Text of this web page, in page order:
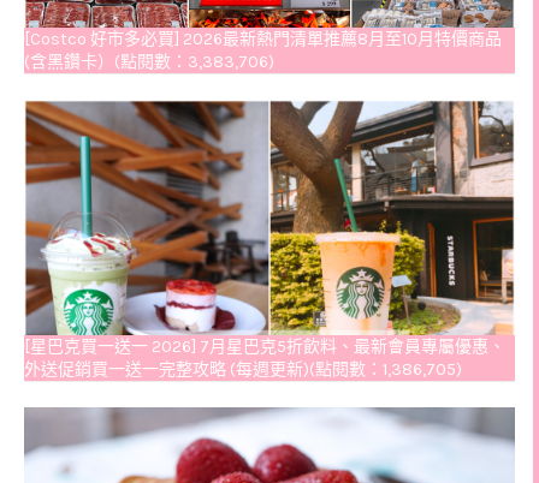
[Costco 好市多必買] 2026最新熱門清單推薦8月至10月特價商品
(含黑鑽卡）(點閱數：3,383,706)
[星巴克買一送一 2026] 7月星巴克5折飲料、最新會員專屬優惠、
外送促銷買一送一完整攻略 (每週更新)(點閱數：1,386,705)